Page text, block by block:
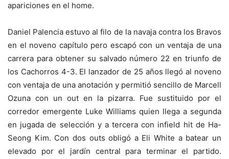
apariciones en el home.
Daniel Palencia estuvo al filo de la navaja contra los Bravos
en el noveno capítulo pero escapó con un ventaja de una
carrera para obtener su salvado número 22 en triunfo de
los Cachorros 4-3. El lanzador de 25 años llegó al noveno
con ventaja de una anotación y permitió sencillo de Marcell
Ozuna con un out en la pizarra. Fue sustituido por el
corredor emergente Luke Williams quien llega a segunda
en jugada de selección y a tercera con infield hit de Ha-
Seong Kim. Con dos outs obligó a Eli White a batear un
elevado por el jardín central para terminar el partido.